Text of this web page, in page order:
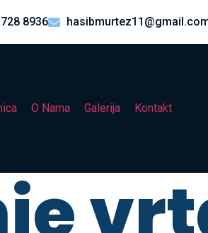
8936
O Nama Galerija Kontakt